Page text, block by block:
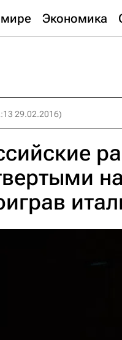
Экономика
29.02.2016)